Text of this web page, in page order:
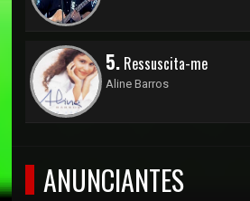
5. Ressuscita-me
Aline Barros
ANUNCIANTES